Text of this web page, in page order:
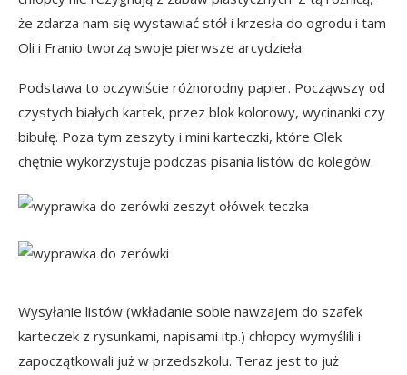
że zdarza nam się wystawiać stół i krzesła do ogrodu i tam
Oli i Franio tworzą swoje pierwsze arcydzieła.
Podstawa to oczywiście różnorodny papier. Począwszy od
czystych białych kartek, przez blok kolorowy, wycinanki czy
bibułę. Poza tym zeszyty i mini karteczki, które Olek
chętnie wykorzystuje podczas pisania listów do kolegów.
Wysyłanie listów (wkładanie sobie nawzajem do szafek
karteczek z rysunkami, napisami itp.) chłopcy wymyślili i
zapoczątkowali już w przedszkolu. Teraz jest to już